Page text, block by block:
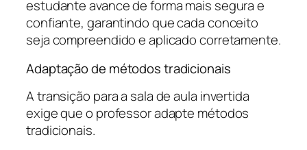
estudante avance de forma mais segura e
confiante, garantindo que cada conceito
seja compreendido e aplicado corretamente.
Adaptação de métodos tradicionais
A transição para a sala de aula invertida
exige que o professor adapte métodos
tradicionais.